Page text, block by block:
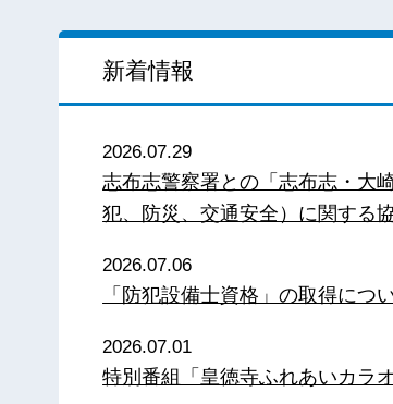
新着情報
2026.07.29
志布志警察署との「志布志・大
犯、防災、交通安全）に関する
2026.07.06
「防犯設備士資格」の取得につ
2026.07.01
特別番組「皇徳寺ふれあいカラオ